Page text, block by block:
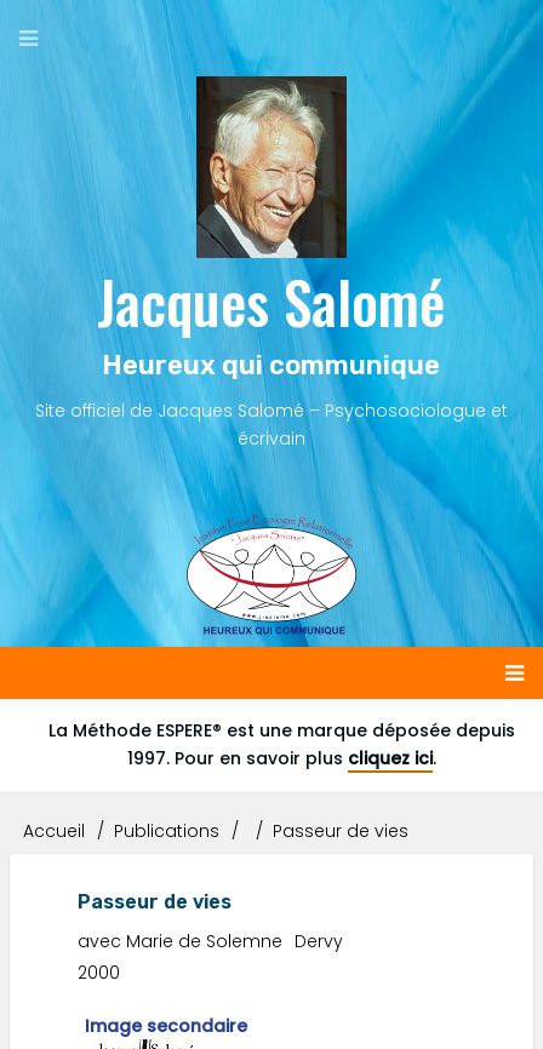
au
Jacques Salomé
Heureux qui communique
Site officiel de Jacques Salomé – Psychosociologue et
écrivain
Main
navigation
La Méthode ESPERE® est une marque déposée depuis
1997. Pour en savoir plus cliquez ici.
FilAccueil Publications Passeur de vies
Passeur de vies
avec Marie de Solemne Dervy
2000
Image secondaire